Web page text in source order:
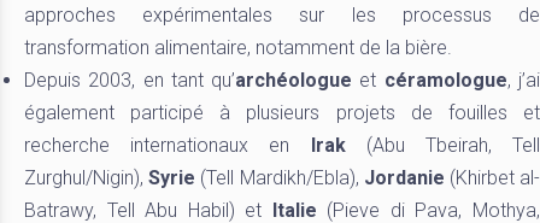
approches expérimentales sur les processus de
transformation alimentaire, notamment de la bière.
Depuis 2003, en tant qu’archéologue et céramologue, j’ai
également participé à plusieurs projets de fouilles et
recherche internationaux en Irak(Abu Tbeirah, Tell
Zurghul/Nigin),Syrie (Tell Mardikh/Ebla), Jordanie (Khirbet al-
Batrawy, Tell Abu Habil) et Italie (Pieve di Pava, Mothya,